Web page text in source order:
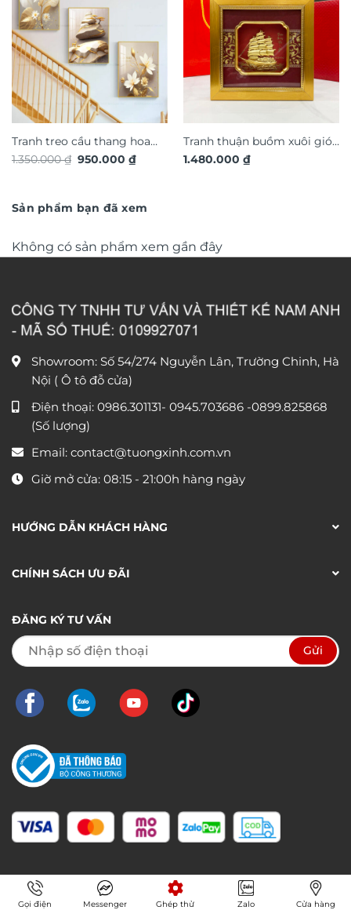
Tranh treo cầu thang hoa
nghệ thuật TG4935S
1.350.000₫ Giá
950.000₫Giá
Tranh thuận buồm xuôi gió
quà tặng cao cấp TDV18
1.480.000 ₫
Sản phẩm bạn đã xem
Không có sản phẩm xem gần đây
Showroom: Số 54/274 Nguyễn Lân, Trường Chinh, Hà
Nội ( Ô tô đỗ cửa)
Điện thoại: 0986.301131- 0945.703686 -0899.825868
(Số lượng)
Email: contact@tuongxinh.com.vn
Giờ mở cửa: 08:15 - 21:00h hàng ngày
HƯỚNG DẪN KHÁCH HÀNG
CHÍNH SÁCH ƯU ĐÃI
ĐĂNG KÝ TƯ VẤN
Gọi điện Messenger Ghép thử Zalo Cửa hàng